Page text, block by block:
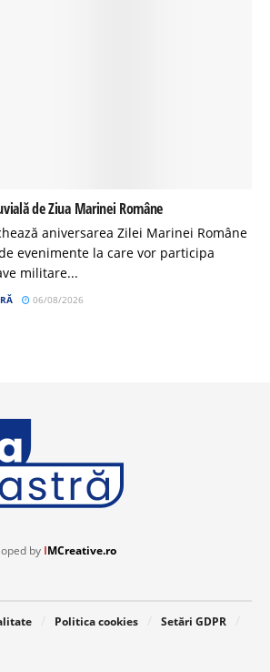
de Ziua Marinei Române
aniversarea Zilei Marinei Române
evenimente la care vor participa
militare...
06/08/2026
by IMCreative.ro
Politica cookies
Setări GDPR